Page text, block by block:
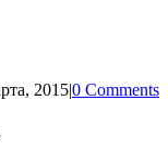
2015|0 Comments